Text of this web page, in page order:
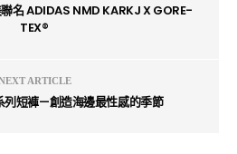
名 ADIDAS NMD KARKJ X GORE-
TEX®
ARTICLE
列短褲—創造海邊最性感的季節